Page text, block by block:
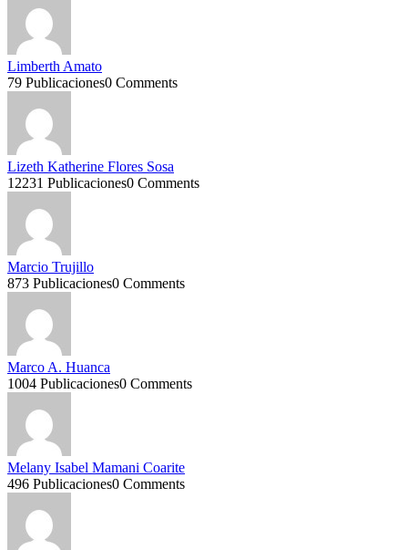
Limberth Amato
79 Publicaciones0 Comments
Lizeth Katherine Flores Sosa
12231 Publicaciones0 Comments
Marcio Trujillo
873 Publicaciones0 Comments
Marco A. Huanca
1004 Publicaciones0 Comments
Melany Isabel Mamani Coarite
496 Publicaciones0 Comments